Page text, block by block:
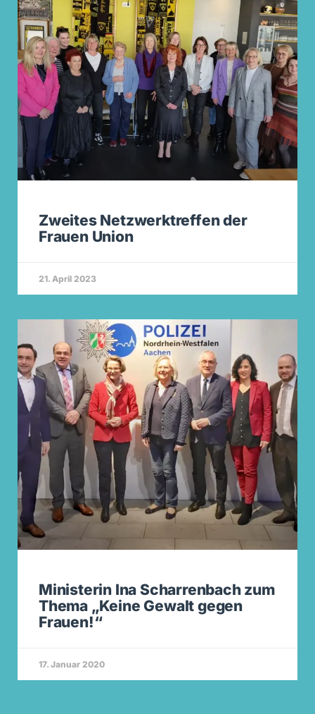
Zweites Netzwerktreffen der
Frauen Union
21. April 2023
Ministerin Ina Scharrenbach zum
Thema „Keine Gewalt gegen
Frauen!“
17. Januar 2020